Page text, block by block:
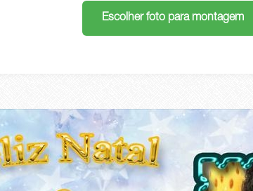
Escolher foto para montagem